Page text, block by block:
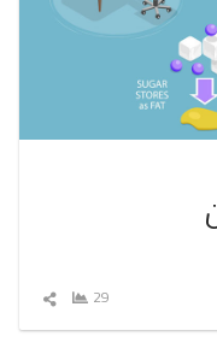
29
شارك